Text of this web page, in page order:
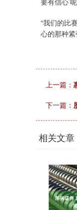
“我们的比
心的那种
上一篇：
下一篇：
相关文章